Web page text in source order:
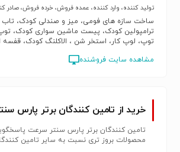
تولید کننده، وارد کننده، عمده فروش، خرده فروش، صادر
ساخت سازه های فومی، میز و صندلی کودک، تاب
ترامپولین کودک، پیست ماشین سواری کودک،
توپ، لوپ کار، استخر شن ، الاکلنگ کودک، قفسه
مشاهده سایت فروشنده
خرید از تامین کنندگان برتر پارس
تامین کنندگان برتر پارس سنتر سرعت
محصولات بروز تری نسبت به سایر تامین